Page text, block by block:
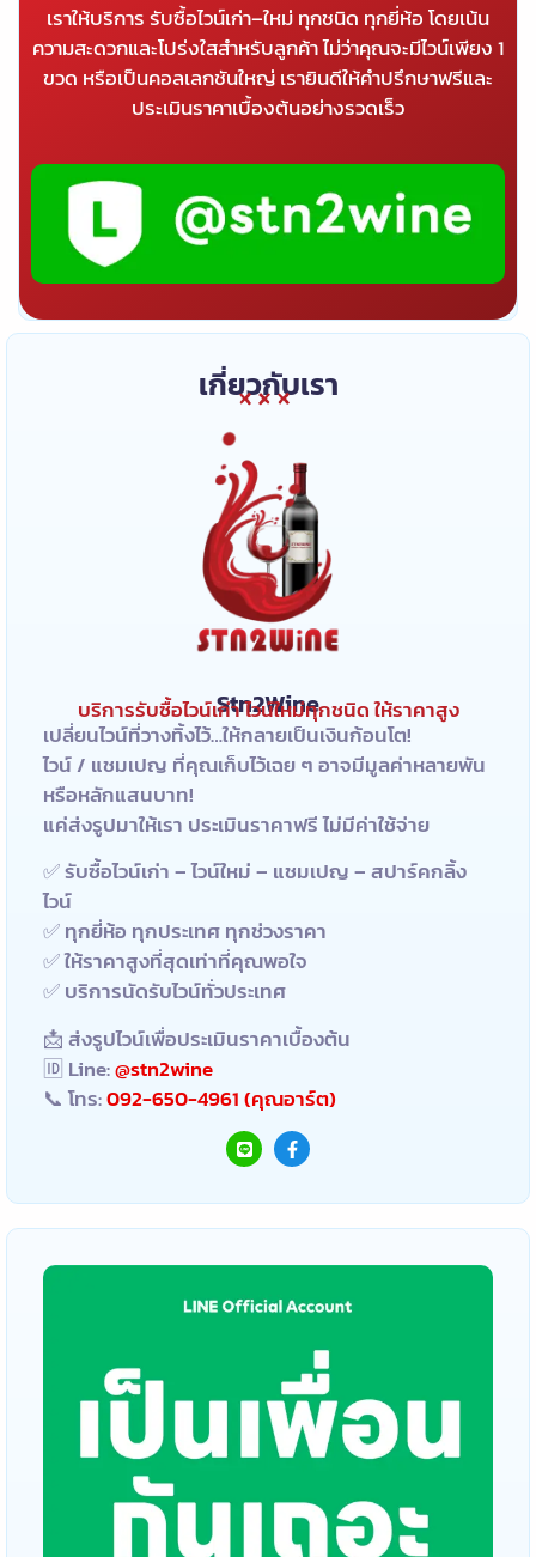
เราให้บริการ รับซื้อไวน์เก่า–ใหม่ ทุกชนิด ทุกยี่ห้อ โดยเน้น
ความสะดวกและโปร่งใสสำหรับลูกค้า ไม่ว่าคุณจะมีไวน์เพียง 1
ขวด หรือเป็นคอลเลกชันใหญ่ เรายินดีให้คำปรึกษาฟรีและ
ประเมินราคาเบื้องต้นอย่างรวดเร็ว
เกี่ยวกับเรา
Stn2Wine
บริการรับซื้อไวน์เก่า ไวน์ใหม่ทุกชนิด ให้ราคาสูง
เปลี่ยนไวน์ที่วางทิ้งไว้…ให้กลายเป็นเงินก้อนโต!
ไวน์ / แชมเปญ ที่คุณเก็บไว้เฉย ๆ อาจมีมูลค่าหลายพัน
หรือหลักแสนบาท!
แค่ส่งรูปมาให้เรา ประเมินราคาฟรี ไม่มีค่าใช้จ่าย
✅ รับซื้อไวน์เก่า – ไวน์ใหม่ – แชมเปญ – สปาร์คกลิ้ง
ไวน์
✅ ทุกยี่ห้อ ทุกประเทศ ทุกช่วงราคา
✅ ให้ราคาสูงที่สุดเท่าที่คุณพอใจ
✅ บริการนัดรับไวน์ทั่วประเทศ
📩 ส่งรูปไวน์เพื่อประเมินราคาเบื้องต้น
🆔 Line:@stn2wine
📞 โทร:092-650-4961 (คุณอาร์ต)